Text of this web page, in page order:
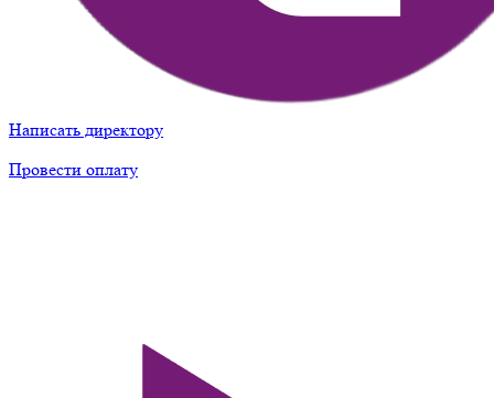
Написать директору
Провести оплату